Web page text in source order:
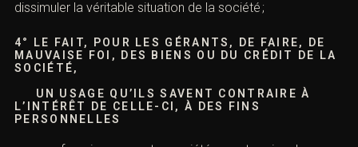
d’inventaires frauduleux ; 3° Le fait, pour les gérants,
même en l’absence de toute distribution de dividendes,
de présenter aux associés des comptesannuels ne
donnant pas, pour chaque exercice, une image fidèle du
Lieu de l'infraction ou tribunal compétent *